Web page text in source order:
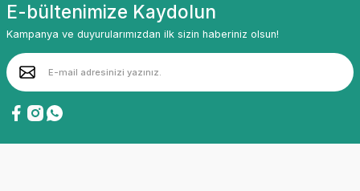
E-bültenimize Kaydolun
Kampanya ve duyurularımızdan ilk sizin haberiniz olsun!